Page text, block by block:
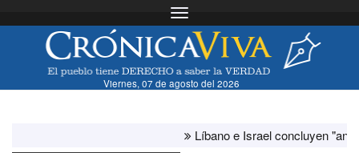
Toggle navigation
Viernes, 07 de agosto del 2026
Líbano e Israel concluyen "antes de